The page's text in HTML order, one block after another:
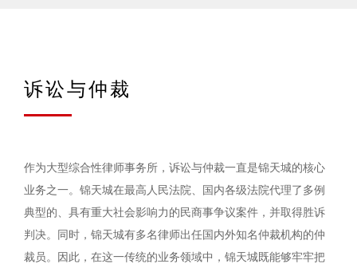
诉讼与仲裁
作为大型综合性律师事务所，诉讼与仲裁一直是锦天城的核心
业务之一。锦天城在最高人民法院、国内各级法院代理了多例
典型的、具有重大社会影响力的民商事争议案件，并取得胜诉
判决。同时，锦天城有多名律师出任国内外知名仲裁机构的仲
裁员。因此，在这一传统的业务领域中，锦天城既能够牢牢把